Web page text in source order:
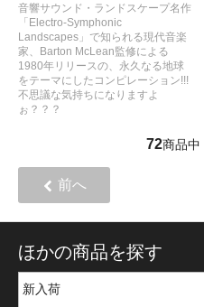
音響サウンド・ランドスケープ名作
「Electro-Symphonic
Landscapes」で知られる現代音楽
家、Barton McLean監修による
1980年リリースの、永久なる地球
をテーマにしたコンピレーション!!!
不思議な気持ちになりますよ
ぉ？？？
72商品中
前へ
ほかの商品を探す